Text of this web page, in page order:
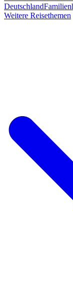
Deutschland
Weitere Reisethemen